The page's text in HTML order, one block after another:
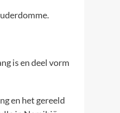
is en deel vorm
en het gereeld